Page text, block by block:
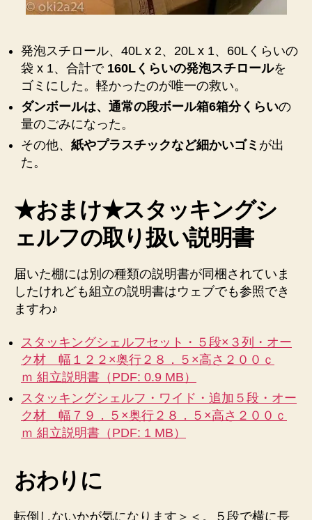
発泡スチロール、40L x 2、20L x 1、60Lくらいの
袋 x 1、合計で 160Lくらいの発泡スチロールを
ゴミにした。軽かったのが唯一の救い。
ダンボールは、通常の段ボール箱6箱分くらいの
量のごみになった。
その他、 紙やプラスチックなど細かいゴミ が出
た。
★おまけ★スタッキングシ
ェルフの取り扱い説明書
届いた棚には別の種類の説明書が同梱されていま
したけれども組立の説明書はウェブでも参照でき
ますわ♪
スタッキングシェルフセット・５段×３列・オー
ク材 幅１２２×奥行２８．５×高さ２００ｃ
ｍ 組立説明書（PDF: 0.9 MB）
スタッキングシェルフ・ワイド・追加５段・オー
ク材 幅７９．５×奥行２８．５×高さ２００ｃ
ｍ 組立説明書（PDF: 1 MB）
おわりに
転倒しないかが気になります＞＜。５段で横に長